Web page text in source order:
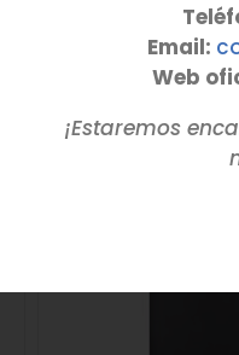
Email:
Web
¡Estaremos